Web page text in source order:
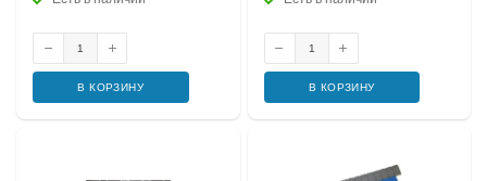
В КОРЗИНУ В КОРЗИНУ